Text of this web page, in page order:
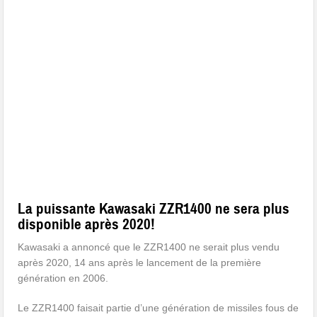
La puissante Kawasaki ZZR1400 ne sera plus
disponible après 2020!
Kawasaki a annoncé que le ZZR1400 ne serait plus vendu
après 2020, 14 ans après le lancement de la première
génération en 2006.
Le ZZR1400 faisait partie d’une génération de missiles fous de